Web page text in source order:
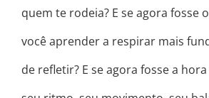
quem te rodeia? E se agora fosse
você aprender a respirar mais
de refletir? E se agora fosse a